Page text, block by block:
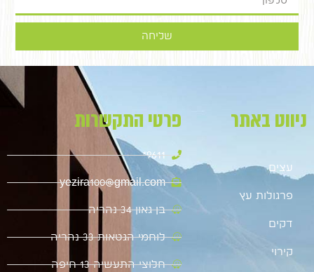
שליחה
ניווט באתר
עצים
פרגולות עץ
דקים
קירוי
פרטי התקשרות
9611*
yezira100@gmail.com
בן גאון 34 נהריה
לוחמי הגטאות 33 נהריה
חלוצי התעשיה 13 חיפה